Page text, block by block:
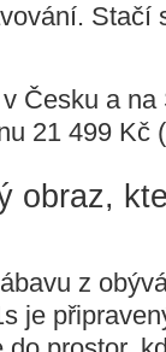
Stačí
Česku a
21 499 Kč
obraz,
z
je